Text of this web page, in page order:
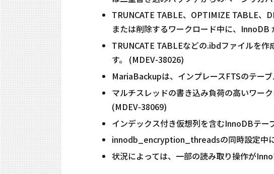
TRUNCATE TABLE、OPTIMIZE TABLE、
または削除するワークロード中に、
TRUNCATE TABLEなどの.ibdファイルを
す。 (MDEV-38026)
MariaBackupは、インプレースFTSのテー
マルチスレッドの書き込み負荷の高いワー
(MDEV-38069)
インデックス付き仮想列を含むInnoDBテ
innodb_encryption_threadsの同時設定中
状況によっては、一部の読み取り操作が